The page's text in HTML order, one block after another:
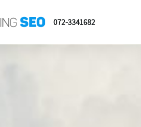
072-3341682